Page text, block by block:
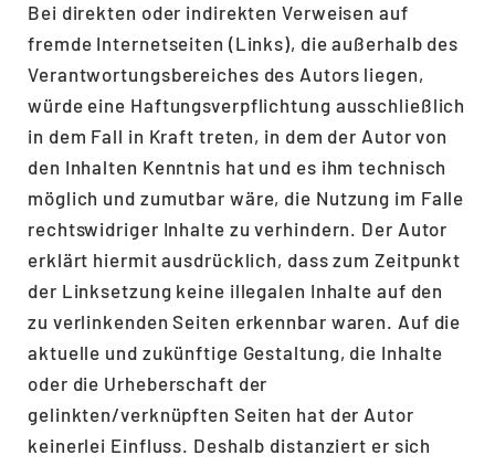
Bei direkten oder indirekten Verweisen auf
fremde Internetseiten (Links), die außerhalb des
Verantwortungsbereiches des Autors liegen,
würde eine Haftungsverpflichtung ausschließlich
in dem Fall in Kraft treten, in dem der Autor von
den Inhalten Kenntnis hat und es ihm technisch
möglich und zumutbar wäre, die Nutzung im Falle
rechtswidriger Inhalte zu verhindern. Der Autor
erklärt hiermit ausdrücklich, dass zum Zeitpunkt
der Linksetzung keine illegalen Inhalte auf den
zu verlinkenden Seiten erkennbar waren. Auf die
aktuelle und zukünftige Gestaltung, die Inhalte
oder die Urheberschaft der
gelinkten/verknüpften Seiten hat der Autor
keinerlei Einfluss. Deshalb distanziert er sich